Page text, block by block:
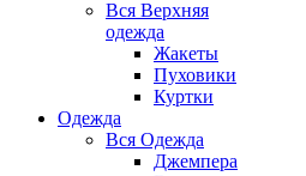
Вся Верхняя
одежда
Жакеты
Пуховики
Куртки
Одежда
Вся Одежда
Джемпера